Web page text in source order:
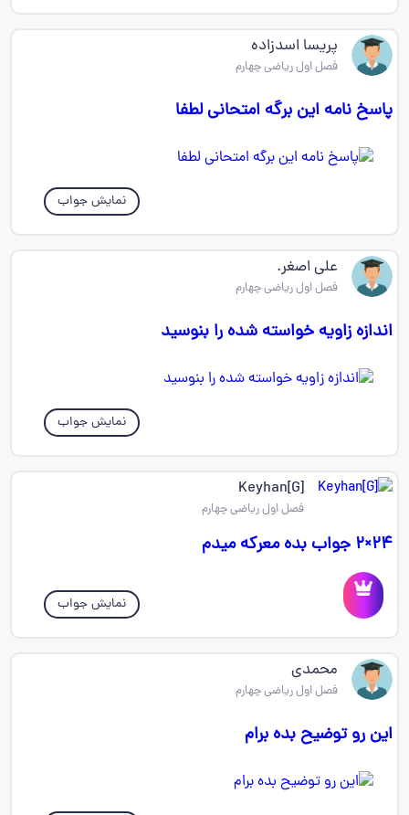
پریسا اسدزاده
فصل اول ریاضی چهارم
پاسخ نامه این برگه امتحانی لطفا
نمایش جواب
علی اصغر.
فصل اول ریاضی چهارم
اندازه زاویه خواسته شده را بنوسید
نمایش جواب
Keyhan[G]
فصل اول ریاضی چهارم
۲۴×۲ جواب بده معرکه میدم
نمایش جواب
محمدی
فصل اول ریاضی چهارم
این رو توضیح بده برام